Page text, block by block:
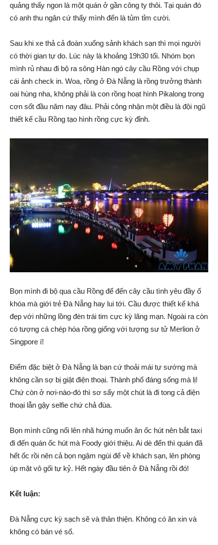
quảng thấy ngon là một quán ở gần công ty thôi. Tại quán đó
có anh thu ngân cứ thấy mình đến là tủm tỉm cười.
Sau khi xe thả cả đoàn xuống sảnh khách sạn thì mọi người
có thời gian tự do. Lúc này là khoảng 19h30 tối. Nhóm bọn
mình rủ nhau đi bộ ra sông Hàn ngó cây cầu Rồng với chụp
cái ảnh check in. Woa, rồng ở Đà Nẵng là rồng trưởng thành
oai hùng nha, không phải là con rồng hoạt hình Pikalong trong
cơn sốt đầu năm nay đâu. Phải công nhận một điều là đội ngũ
thiết kế cầu Rồng tạo hình rồng cực kỳ đỉnh.
Bọn mình đi bộ qua cầu Rồng để đến cây cầu tình yêu đầy ổ
khóa mà giới trẻ Đà Nẵng hay lui tới. Cầu được thiết kế khá
đẹp với những lồng đèn trái tim cực kỳ lãng mạn. Ngoài ra còn
có tượng cá chép hóa rồng giống với tượng sư tử Merlion ở
Singpore í!
Điểm đặc biệt ở Đà Nẵng là bạn cứ thoải mái tự sướng mà
không cần sợ bị giật điện thoại. Thành phố đáng sống mà lị!
Chứ còn ở nơi-nào-đó thì sơ sẩy một chút là đi tong cả điện
thoại lẫn gậy selfie chứ chả đùa.
Bọn mình cũng nổi lên nhã hứng muốn ăn ốc hút nên bắt taxi
đi đến quán ốc hút mà Foody giới thiệu. Ai dè đến thì quán đã
hết ốc rồi nên cả bọn ngậm ngùi để về khách sạn, lên phòng
úp mặt vô gối tự kỷ. Hết ngày đầu tiên ở Đà Nẵng rồi đó!
Kết luận:
Đà Nẵng cực kỳ sạch sẽ và thân thiện. Không có ăn xin và
không có bán vé số.